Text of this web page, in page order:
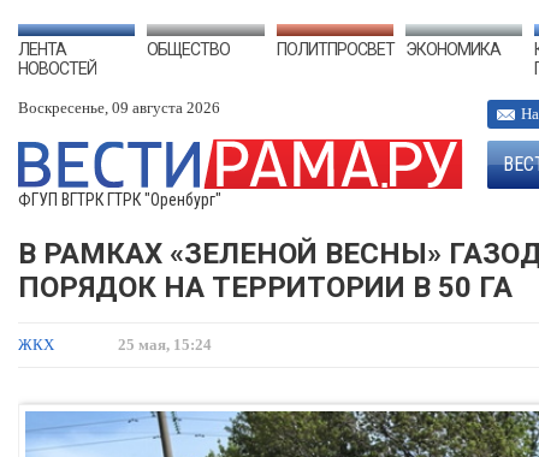
ЛЕНТА
НОВОСТЕЙ
ОБЩЕСТВО ПОЛИТПРОСВЕТ ЭКОНОМИКА
Воскресенье, 09 августа 2026
ФГУП ВГТРК ГТРК "Оренбург"
В РАМКАХ «ЗЕЛЕНОЙ ВЕСНЫ»
ПОРЯДОК НА ТЕРРИТОРИИ В 50 ГА
ЖКХ 25 мая, 15:24